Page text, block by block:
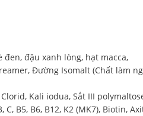
đen, đậu xanh lòng, hạt macca,
Đường Isomalt (Chất làm
Kali iodua, Sắt III
B5, B6, B12, K2 (MK7), Biotin,